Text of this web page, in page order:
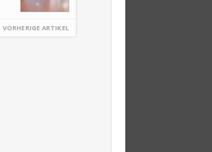
VORHERIGE ARTIKEL